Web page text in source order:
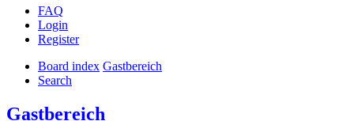
FAQ
Login
Register
Board index Gastbereich
Search
Gastbereich